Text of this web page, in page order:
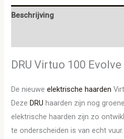
Beschrijving
DRU Virtuo 100 Evolve
De nieuweelektrische haarden
DezeDRU haarden zijn nog
elektrische haarden zijn zo
te onderscheiden is van echt